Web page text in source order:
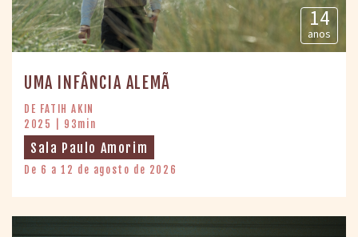
14
anos
UMA INFÂNCIA ALEMÃ
DE FATIH AKIN
2025 | 93min
Sala Paulo Amorim
De 6 a 12 de agosto de 2026